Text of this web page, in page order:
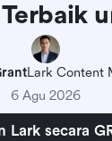
Terbaik
Lark Content
6 Agu 2026
Lark secara